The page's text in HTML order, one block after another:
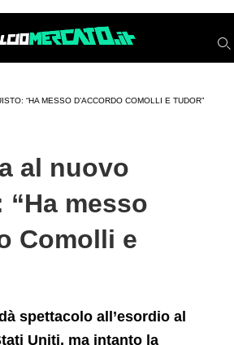
“HA MESSO D’ACCORDO COMOLLI E TUDOR”
al nuovo
messo
Comolli e
spettacolo all’esordio al
Uniti, ma intanto la